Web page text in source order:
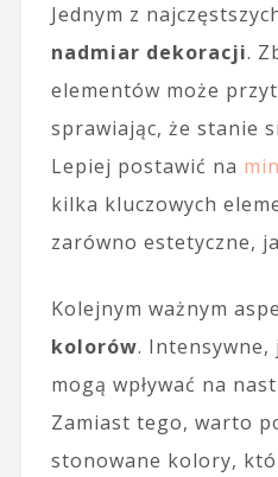
Jednym z
nadmiar dekoracji.
elementów może
sprawiając, że stanie
Lepiej postawić na
kilka kluczowych
zarówno estetyczne,
Kolejnym ważnym
kolorów. Intensywne,
mogą wpływać na
Zamiast tego, warto
stonowane kolory,